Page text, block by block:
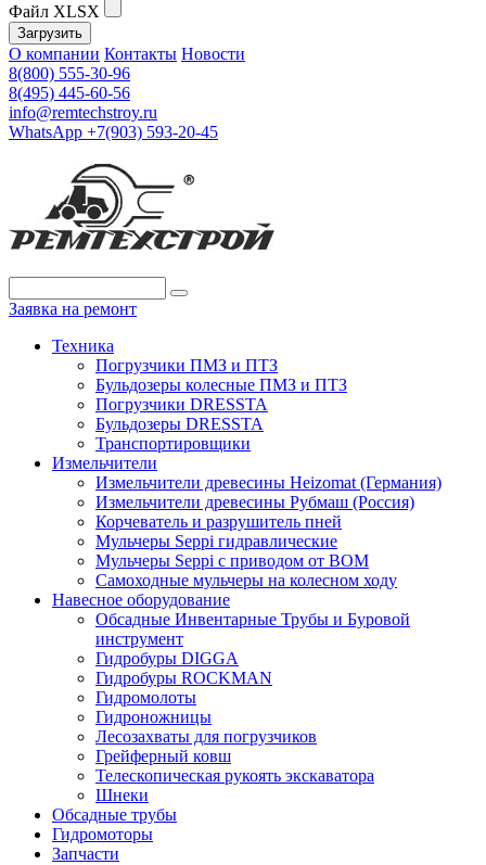
Файл XLSX
Загрузить
О компании Контакты Новости
8(800) 555-30-96
8(495) 445-60-56
info@remtechstroy.ru
WhatsApp +7(903) 593-20-45
Заявка на ремонт
Техника
Погрузчики ПМЗ и ПТЗ
Бульдозеры колесные ПМЗ и ПТЗ
Погрузчики DRESSTA
Бульдозеры DRESSTA
Транспортировщики
Измельчители
Измельчители древесины Heizomat (Германия)
Измельчители древесины Рубмаш (Россия)
Корчеватель и разрушитель пней
Мульчеры Seppi гидравлические
Мульчеры Seppi с приводом от ВОМ
Самоходные мульчеры на колесном ходу
Навесное оборудование
Обсадные Инвентарные Трубы и Буровой
инструмент
Гидробуры DIGGA
Гидробуры ROCKMAN
Гидромолоты
Гидроножницы
Лесозахваты для погрузчиков
Грейферный ковш
Телескопическая рукоять экскаватора
Шнеки
Обсадные трубы
Гидромоторы
Запчасти